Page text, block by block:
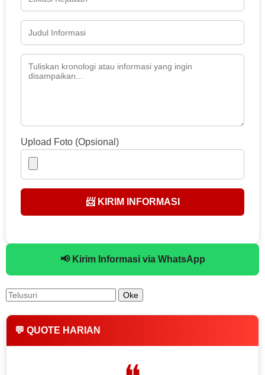
Upload Foto (Opsional)
📨 KIRIM INFORMASI
📢 Kirim Informasi via WhatsApp
💬 QUOTE HARIAN